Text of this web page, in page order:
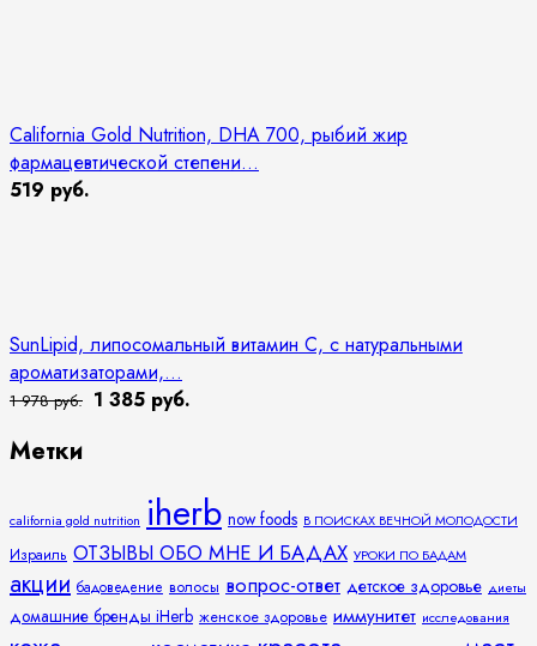
California Gold Nutrition, DHA 700, рыбий жир
фармацевтической степени...
519 руб.
SunLipid, липосомальный витамин C, с натуральными
ароматизаторами,...
1 978 руб. 1 385 руб.
Метки
california gold nutrition iherb now foods В ПОИСКАХ ВЕЧНОЙ МОЛОДОСТИ
Израиль ОТЗЫВЫ ОБО МНЕ И БАДАХ УРОКИ ПО БАДАМ
акции бадоведение волосы вопрос-ответ детское здоровье диеты
домашние бренды iHerb женское здоровье иммунитет исследования